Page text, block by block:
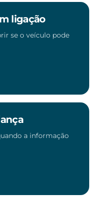
ligação
se o veículo pode
a informação